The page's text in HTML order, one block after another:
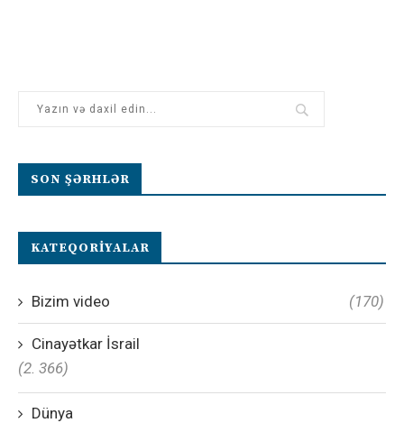
SON ŞƏRHLƏR
KATEQORIYALAR
Bizim video (170)
Cinayətkar İsrail
(2. 366)
Dünya